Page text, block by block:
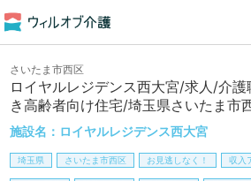
ロイヤルレジデンス西大宮/求人/介
き高齢者向け住宅/埼玉県さいたま市
施設名： ロイヤルレジデンス西大宮
さいたま市西区
埼玉県 さいたま市西区 お見逃しなく！ 収入